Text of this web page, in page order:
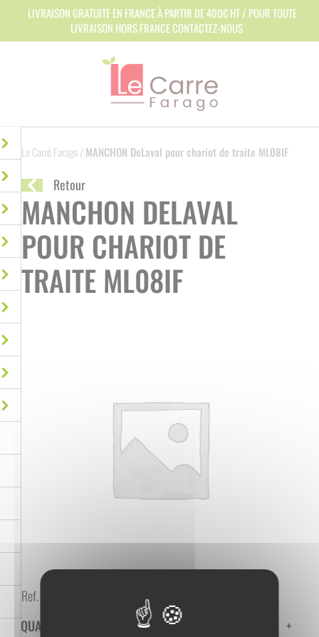
Le Carré Farago /MANCHON DeLaval pour chariot de traite ML08IF
Retour
MANCHON DELAVAL
POUR CHARIOT DE
TRAITE ML08IF
Ref. :
QUANTITÉ
+
LIVRAISON GRATUITE EN FRANCE À PARTIR DE 400€ HT / POUR TOUTE
LIVRAISON HORS FRANCE CONTACTEZ-NOUS
Panneau de gestion des cookies